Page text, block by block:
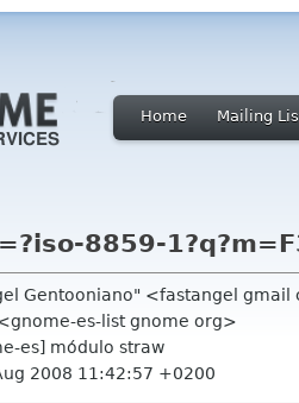
Home Mailing
8859-
Gentooniano" <fastangel gmail
es-list gnome org>
es] módulo straw
2008 11:42:57 +0200